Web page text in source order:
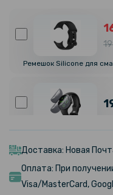
Ремешок Silicone для
Противоударная
Доставка: Новая
Оплата: При
Visa/MasterCard,